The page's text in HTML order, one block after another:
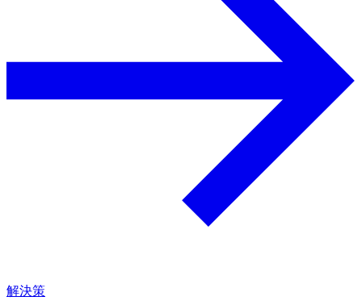
解決策